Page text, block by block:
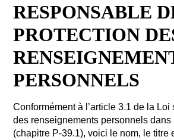
RESPONSABLE
PROTECTION
PERSONNELS
Conformément à l’article 3.1 de la Loi
des renseignements personnels dans
(chapitre P-39.1), voici le nom, le titre